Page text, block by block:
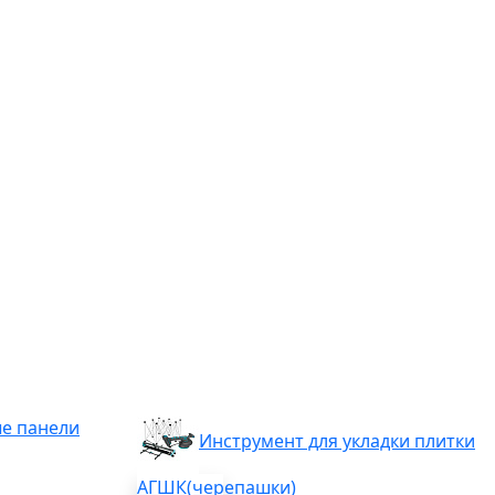
панели
Инструмент для укладки плитки
АГШК(черепашки)